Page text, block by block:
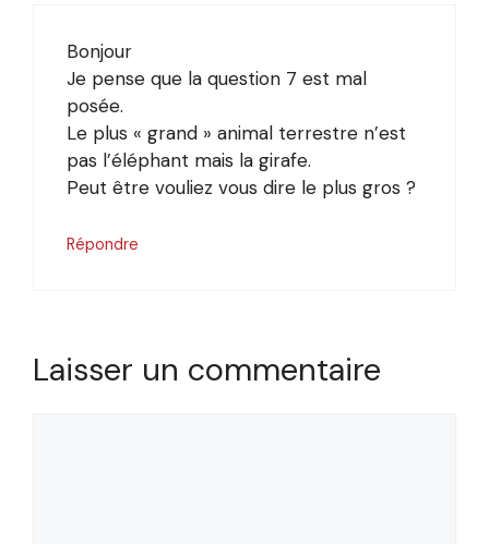
Bonjour
Je pense que la question 7 est mal
posée.
Le plus « grand » animal terrestre n’est
pas l’éléphant mais la girafe.
Peut être vouliez vous dire le plus gros ?
Répondre
Laisser un commentaire